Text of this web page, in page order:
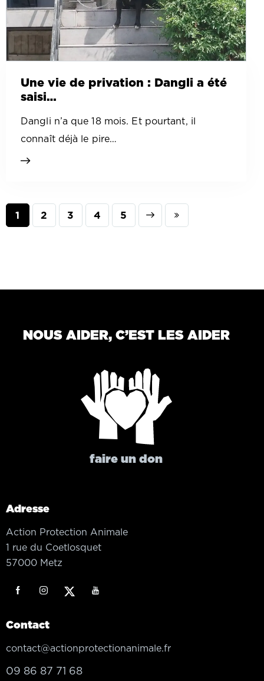
Une vie de privation : Dangli a été
saisi…
Dangli n’a que 18 mois. Et pourtant, il
connaît déjà le pire…
1 2 3 4 5
Next Last
NOUS AIDER, C’EST LES AIDER
faire un don
Adresse
Action Protection Animale
1 rue du Coetlosquet
57000 Metz
Contact
contact@actionprotectionanimale.fr
09 86 87 71 68